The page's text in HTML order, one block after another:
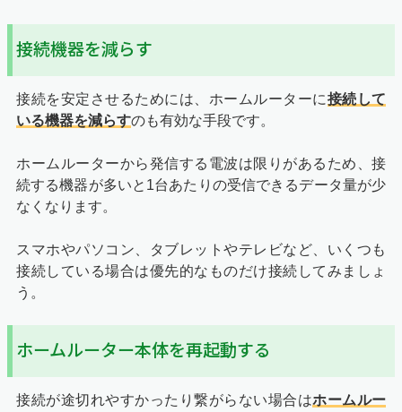
接続機器を減らす
接続を安定させるためには、ホームルーターに接続して
いる機器を減らすのも有効な手段です。
ホームルーターから発信する電波は限りがあるため、接
続する機器が多いと1台あたりの受信できるデータ量が少
なくなります。
スマホやパソコン、タブレットやテレビなど、いくつも
接続している場合は優先的なものだけ接続してみましょ
う。
ホームルーター本体を再起動する
接続が途切れやすかったり繋がらない場合はホームルー